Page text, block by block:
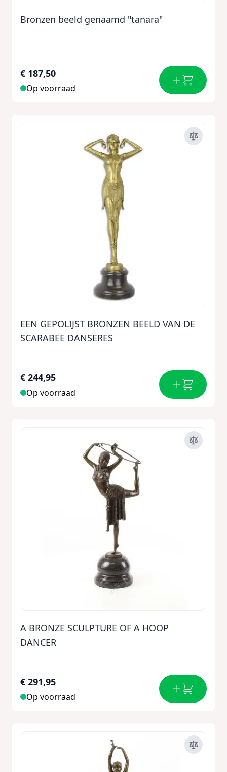
Bronzen beeld genaamd "tanara"
€ 187,50
Op voorraad
EEN GEPOLIJST BRONZEN BEELD VAN DE
SCARABEE DANSERES
€ 244,95
Op voorraad
A BRONZE SCULPTURE OF A HOOP
DANCER
€ 291,95
Op voorraad